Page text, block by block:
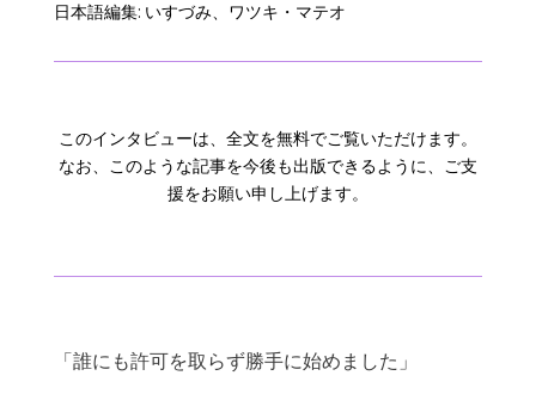
日本語編集: いすづみ、ワツキ・マテオ
このインタビューは、全文を無料でご覧いただけます。
なお、このような記事を今後も出版できるように、ご支
援をお願い申し上げます。
「誰にも許可を取らず勝手に始めました」